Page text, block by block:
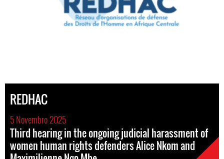
REDHAC
5 Novembro 2025
Third hearing in the ongoing judicial harassment of
women human rights defenders Alice Nkom and